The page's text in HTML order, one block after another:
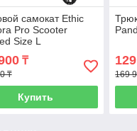
самокат Ethic
Pro Scooter
Size L
₸
₸
Купить
169